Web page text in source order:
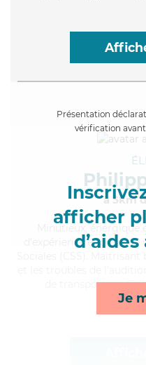
Présentation
vérification
afficher
Je
à 5km
, énergique
d'expérience et possède
de transports,